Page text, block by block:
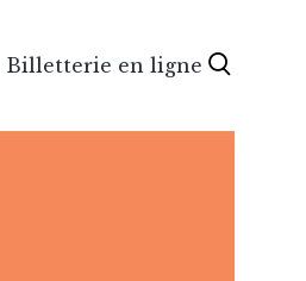
Billetterie en ligne